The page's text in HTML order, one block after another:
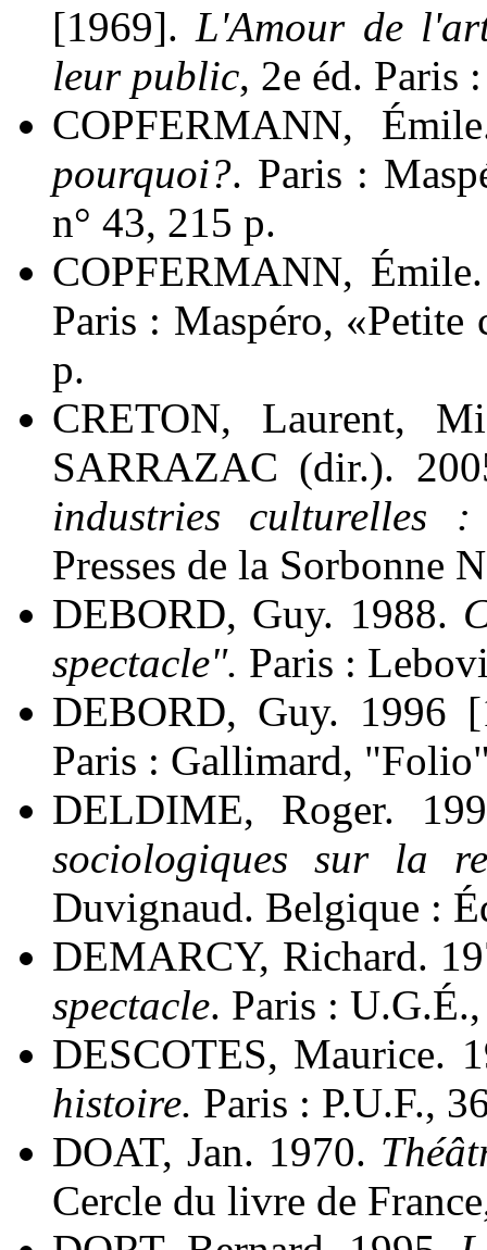
[1969].L'Amour de
leur public, 2e éd. Paris
COPFERMANN,
pourquoi?. Paris :
n° 43, 215 p.
COPFERMANN,
Paris : Maspéro,
p.
CRETON, Laurent,
SARRAZAC (dir.).
industries culturelles
Presses de la Sorbonne
DEBORD, Guy. 1988.
spectacle". Paris :
DEBORD, Guy. 1996
Paris : Gallimard,
DELDIME, Roger.
sociologiques sur la
Duvignaud. Belgique :
DEMARCY, Richard.
spectacle. Paris :
DESCOTES, Maurice.
histoire. Paris : P.U.F.,
DOAT, Jan. 1970.
Cercle du livre de